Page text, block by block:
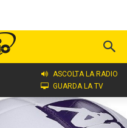
ASCOLTA LA RADIO
GUARDA LA TV